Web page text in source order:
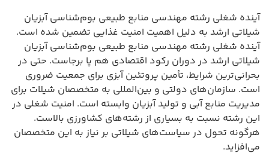
آینده شغلی رشته مهندسی منابع طبیعی بوم‌شناسی آبزیان
شیلاتی ارشد به دلیل اهمیت امنیت غذایی تضمین شده است.
آینده شغلی رشته مهندسی منابع طبیعی بوم‌شناسی آبزیان
شیلاتی ارشد در دوران رکود اقتصادی هم پا برجاست. حتی در
بحرانی‌ترین شرایط، تأمین پروتئین آبزی برای جمعیت ضروری
است. سازمان‌های دولتی و بین‌المللی به متخصصان شیلات برای
مدیریت منابع آبی و تولید آبزیان وابسته است. امنیت شغلی در
این رشته نسبت به بسیاری از رشته‌های کشاورزی بالاست.
هرگونه تحول در سیاست‌های شیلاتی بر نیاز به این متخصصان
می‌افزاید.